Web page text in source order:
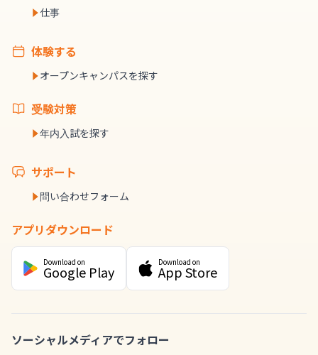
仕事
体験する
オープンキャンパスを探す
受験対策
年内入試を探す
サポート
問い合わせフォーム
アプリダウンロード
Download on
Google Play
Download on
App Store
ソーシャルメディアでフォロー